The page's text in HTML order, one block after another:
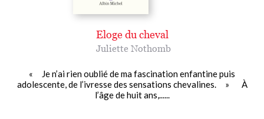
Eloge du cheval
Juliette Nothomb
« Je n’ai rien oublié de ma fascination enfantine puis
adolescente, de l’ivresse des sensations chevalines. » À
l’âge de huit ans,......